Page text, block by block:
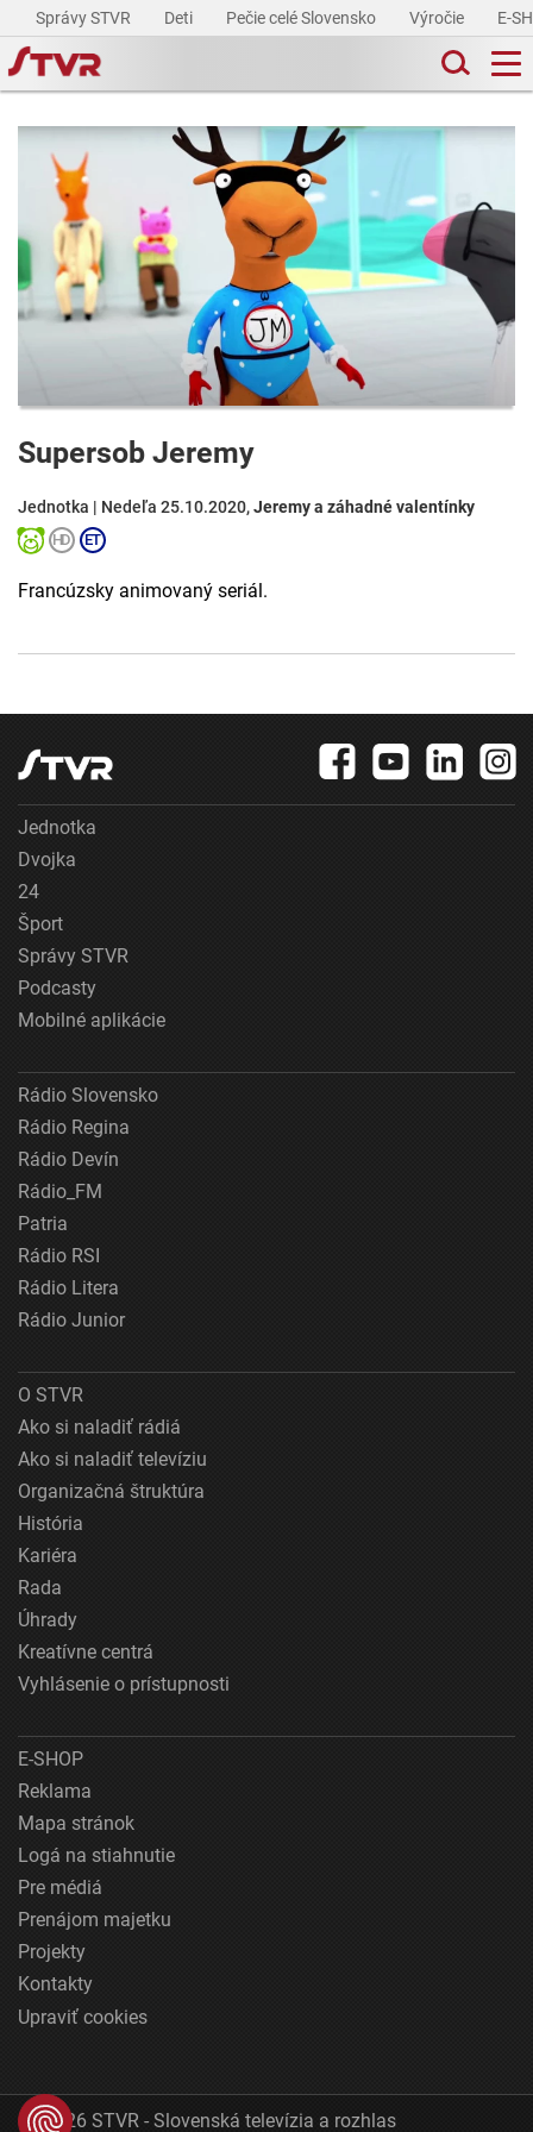
Správy STVR Deti Pečie celé Slovensko Výročie E-
Supersob Jeremy
Jednotka | Nedeľa 25.10.2020,Jeremy a záhadné valentínky
Francúzsky animovaný seriál.
Jednotka
Dvojka
24
Šport
Správy STVR
Podcasty
Mobilné aplikácie
Rádio Slovensko
Rádio Regina
Rádio Devín
Rádio_FM
Patria
Rádio RSI
Rádio Litera
Rádio Junior
O STVR
Ako si naladiť rádiá
Ako si naladiť televíziu
Organizačná štruktúra
História
Kariéra
Rada
Úhrady
Kreatívne centrá
Vyhlásenie o prístupnosti
E-SHOP
Reklama
Mapa stránok
Logá na stiahnutie
Pre médiá
Prenájom majetku
Projekty
Kontakty
Upraviť cookies
© 2026 STVR - Slovenská televízia a rozhlas